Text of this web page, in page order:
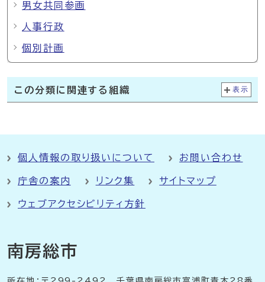
男女共同参画
人事行政
個別計画
この分類に関連する組織 表示
個人情報の取り扱いについて お問い合わせ
庁舎の案内 リンク集 サイトマップ
ウェブアクセシビリティ方針
南房総市